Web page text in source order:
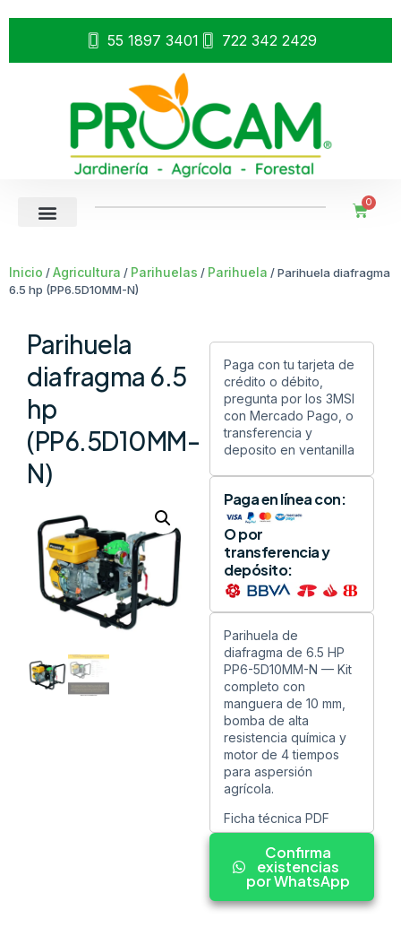
55 1897 3401 722 342 2429
0
Inicio /Agricultura / Parihuelas / Parihuela / Parihuela diafragma
6.5 hp (PP6.5D10MM-N)
Parihuela
diafragma 6.5
hp
(PP6.5D10MM-
N)
Paga con tu tarjeta de
crédito o débito,
pregunta por los 3MSI
con Mercado Pago, o
transferencia y
deposito en ventanilla
Paga en línea con:
O por
transferencia y
depósito:
Parihuela de
diafragma de 6.5 HP
PP6-5D10MM-N — Kit
completo con
manguera de 10 mm,
bomba de alta
resistencia química y
motor de 4 tiempos
para aspersión
agrícola.
Ficha técnica PDF
Confirma
existencias
por WhatsApp